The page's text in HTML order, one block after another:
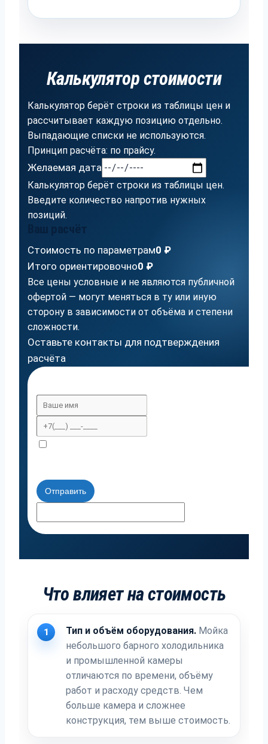
Калькулятор стоимости
Калькулятор берёт строки из таблицы цен и
рассчитывает каждую позицию отдельно.
Выпадающие списки не используются.
Принцип расчёта: по прайсу.
Желаемая дата
Калькулятор берёт строки из таблицы цен.
Введите количество напротив нужных
позиций.
Ваш расчёт
Стоимость по параметрам0 ₽
Итого ориентировочно0 ₽
Все цены условные и не являются публичной
офертой — могут меняться в ту или иную
сторону в зависимости от объёма и степени
сложности.
Оставьте контакты для подтверждения
расчёта
Отправить
Что влияет на стоимость
1 Тип и объём оборудования. Мойка
небольшого барного холодильника
и промышленной камеры
отличаются по времени, объёму
работ и расходу средств. Чем
больше камера и сложнее
конструкция, тем выше стоимость.